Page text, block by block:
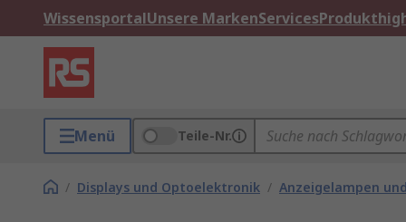
WissensportalUnsere MarkenServices
Menü Teile-Nr.
/ Displays und Optoelektronik / Anzeigelampen